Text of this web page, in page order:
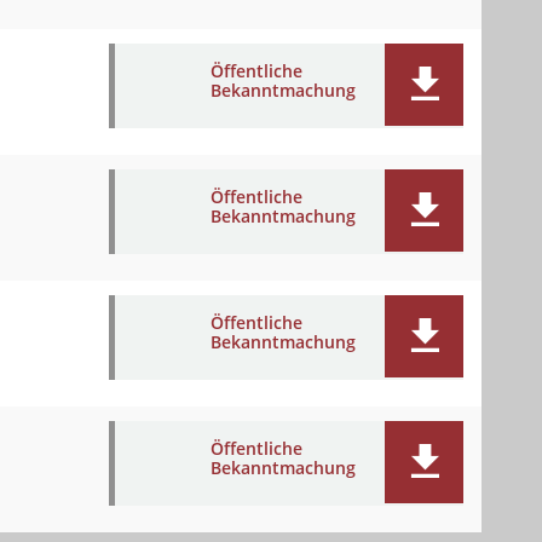
Öffentliche
Bekanntmachung
Öffentliche
Bekanntmachung
Öffentliche
Bekanntmachung
Öffentliche
Bekanntmachung